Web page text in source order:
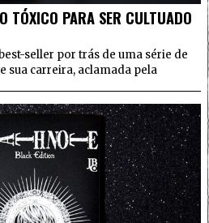
TÓXICO PARA SER CULTUADO
seller por trás de uma série de
sua carreira, aclamada pela